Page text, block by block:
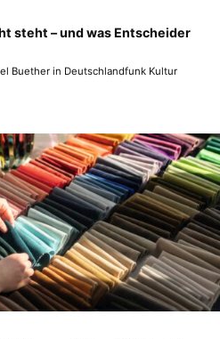
steht – und was Entscheider
Buether in Deutschlandfunk Kultur